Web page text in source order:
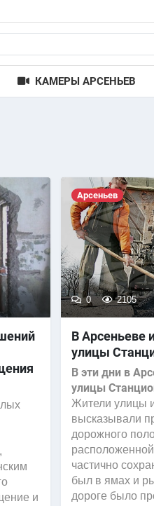
КАМЕРЫ АРСЕНЬЕВ
и
Арсеньев
0 2105
В Арсеньеве
улицы
В эти дни в
улицы
Жители улицы
высказывали
дорожного
частично
был в ямах и
дороге было